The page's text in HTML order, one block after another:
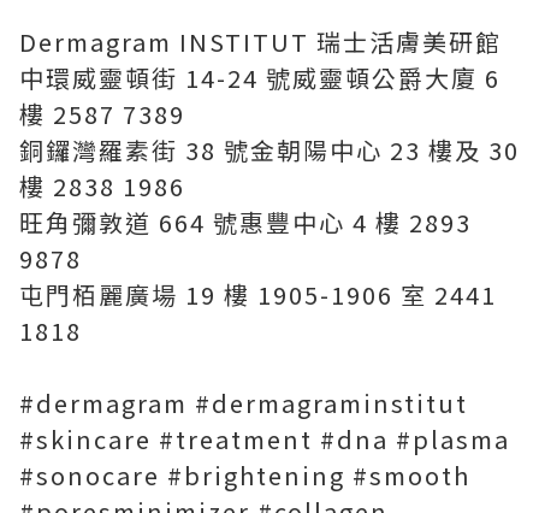
Dermagram INSTITUT 瑞士活膚美研館
中環威靈頓街 14-24 號威靈頓公爵大廈 6
樓 2587 7389
銅鑼灣羅素街 38 號金朝陽中心 23 樓及 30
樓 2838 1986
旺角彌敦道 664 號惠豐中心 4 樓 2893
9878
屯門栢麗廣場 19 樓 1905-1906 室 2441
1818
#dermagram #dermagraminstitut
#skincare #treatment #dna #plasma
#sonocare #brightening #smooth